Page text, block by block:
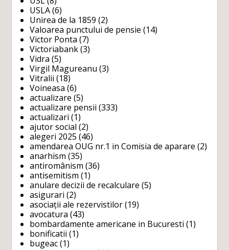
USLA (6)
Unirea de la 1859 (2)
Valoarea punctului de pensie (14)
Victor Ponta (7)
Victoriabank (3)
Vidra (5)
Virgil Magureanu (3)
Vitralii (18)
Voineasa (6)
actualizare (5)
actualizare pensii (333)
actualizari (1)
ajutor social (2)
alegeri 2025 (46)
amendarea OUG nr.1 in Comisia de aparare (2)
anarhism (35)
antiromânism (36)
antisemitism (1)
anulare decizii de recalculare (5)
asigurari (2)
asociații ale rezervistilor (19)
avocatura (43)
bombardamente americane in Bucuresti (1)
bonificatii (1)
bugeac (1)